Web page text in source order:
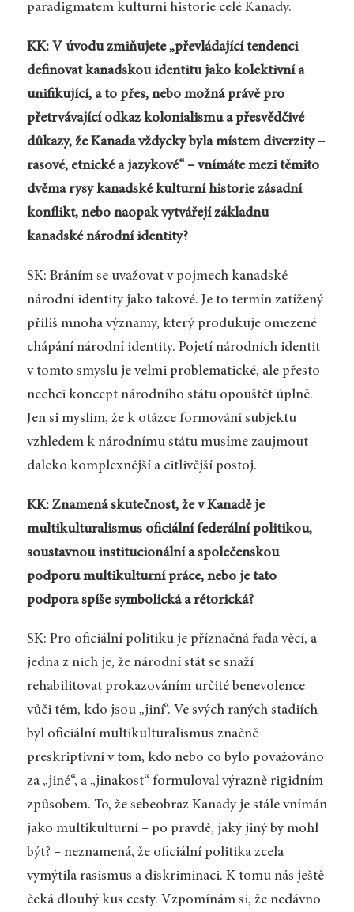
paradigmatem kulturní historie celé Kanady.
KK: V úvodu zmiňujete „převládající tendenci
definovat kanadskou identitu jako kolektivní a
unifikující, a to přes, nebo možná právě pro
přetrvávající odkaz kolonialismu a přesvědčivé
důkazy, že Kanada vždycky byla místem diverzity –
rasové, etnické a jazykové“ – vnímáte mezi těmito
dvěma rysy kanadské kulturní historie zásadní
konflikt, nebo naopak vytvářejí základnu
kanadské národní identity?
SK: Bráním se uvažovat v pojmech kanadské
národní identity jako takové. Je to termín zatížený
příliš mnoha významy, který produkuje omezené
chápání národní identity. Pojetí národních identit
v tomto smyslu je velmi problematické, ale přesto
nechci koncept národního státu opouštět úplně.
Jen si myslím, že k otázce formování subjektu
vzhledem k národnímu státu musíme zaujmout
daleko komplexnější a citlivější postoj.
KK: Znamená skutečnost, že v Kanadě je
multikulturalismus oficiální federální politikou,
soustavnou institucionální a společenskou
podporu multikulturní práce, nebo je tato
podpora spíše symbolická a rétorická?
SK: Pro oficiální politiku je příznačná řada věcí, a
jedna z nich je, že národní stát se snaží
rehabilitovat prokazováním určité benevolence
vůči těm, kdo jsou „jiní“. Ve svých raných stadiích
byl oficiální multikulturalismus značně
preskriptivní v tom, kdo nebo co bylo považováno
za „jiné“, a „jinakost“ formuloval výrazně rigidním
způsobem. To, že sebeobraz Kanady je stále vnímán
jako multikulturní – po pravdě, jaký jiný by mohl
být? – neznamená, že oficiální politika zcela
vymýtila rasismus a diskriminaci. K tomu nás ještě
čeká dlouhý kus cesty. Vzpomínám si, že nedávno